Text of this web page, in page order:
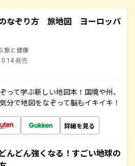
なぞり方 旅地図 ヨーロッパ
旅と健康
発売
って学ぶ新しい地図本！国境や州、
分で地図をなぞって脳もイキイキ！
詳細を見る
んどん強くなる！すごい地球の